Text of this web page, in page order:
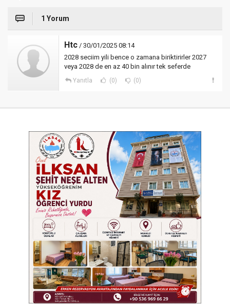
1 Yorum
Htc / 30/01/2025 08:14
2028 seciim yili bence o zamana biriktirirler 2027
veya 2028 de en az 40 bin alınır tek seferde
Yanıtla (0) (0)